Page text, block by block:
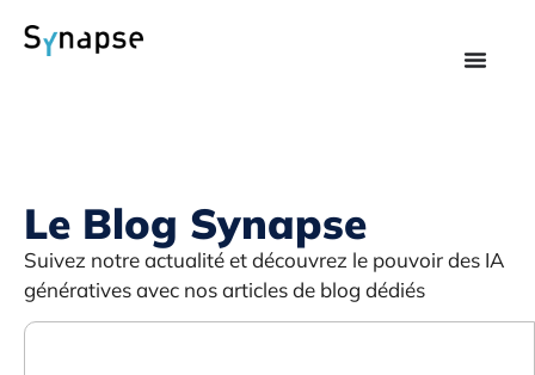
Le Blog Synapse
Suivez notre actualité et découvrez le pouvoir des IA
génératives avec nos articles de blog dédiés